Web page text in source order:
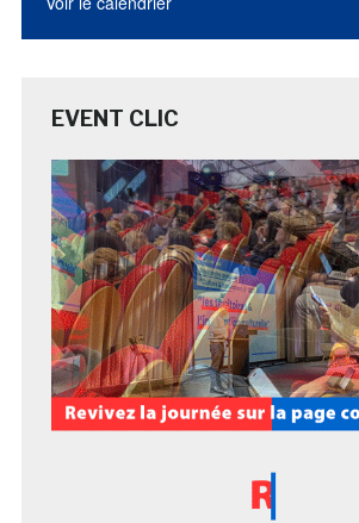
EVENT CLIC